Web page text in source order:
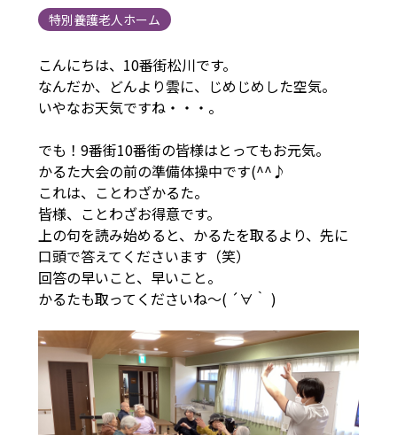
特別養護老人ホーム
こんにちは、10番街松川です。
なんだか、どんより雲に、じめじめした空気。
いやなお天気ですね・・・。
でも！9番街10番街の皆様はとってもお元気。
かるた大会の前の準備体操中です(^^♪
これは、ことわざかるた。
皆様、ことわざお得意です。
上の句を読み始めると、かるたを取るより、先に
口頭で答えてくださいます（笑）
回答の早いこと、早いこと。
かるたも取ってくださいね～( ´∀｀ )